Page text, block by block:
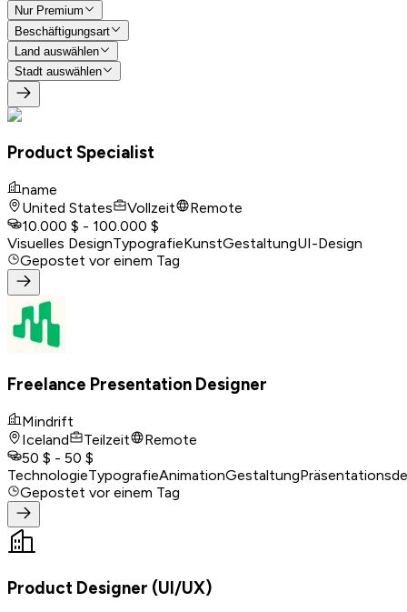
Nur Premium
Beschäftigungsart
Land auswählen
Stadt auswählen
Product Specialist
name
United States
Vollzeit
Remote
10.000 $ - 100.000 $
Visuelles DesignTypografieKunstGestaltungUI-Design
Gepostet vor einem Tag
Freelance Presentation Designer
Mindrift
Iceland
Teilzeit
Remote
50 $ - 50 $
TechnologieTypografieAnimationGestaltung
Gepostet vor einem Tag
Product Designer (UI/UX)